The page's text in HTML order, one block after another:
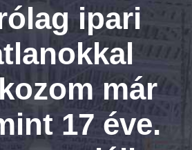
ipari
már
17 éve.